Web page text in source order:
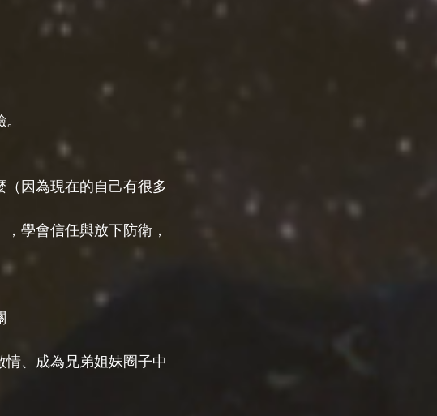
因為現在的自己有很多
學會信任與放下防衛，
、成為兄弟姐妹圈子中